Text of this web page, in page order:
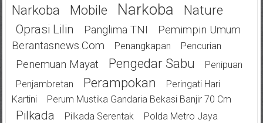
Narkoba
Mobile Narkoba Nature
Oprasi Lilin Panglima TNI
Pemimpin Umum
Berantasnews.com
Penangkapan Pencurian
Penemuan Mayat Pengedar Sabu
Penipuan
Penjambretan
Perampokan
Peringati Hari
Kartini
Perum Mustika Gandaria Bekasi Banjir 70 Cm
Pilkada Pilkada Serentak Polda Metro Jaya